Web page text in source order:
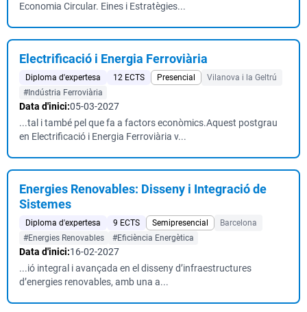
Economia Circular. Eines i Estratègies...
Electrificació i Energia Ferroviària
Diploma d'expertesa 12 ECTS Presencial
Vilanova i la Geltrú
#Indústria Ferroviària
Data d'inici:05-03-2027
...tal i també pel que fa a factors econòmics.Aquest postgrau
en Electrificació i Energia Ferroviària v...
Energies Renovables: Disseny i Integració de
Sistemes
Diploma d'expertesa 9 ECTS Semipresencial
Barcelona
#Energies Renovables
#Eficiència Energètica
Data d'inici:16-02-2027
...ió integral i avançada en el disseny d’infraestructures
d’energies renovables, amb una a...